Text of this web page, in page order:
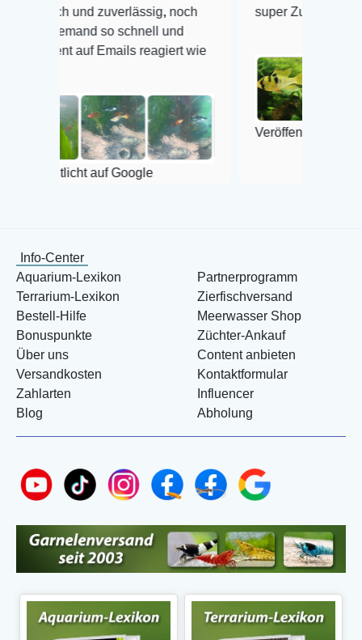
und zuverlässig, noch
so schnell und
auf Emails reagiert wie
auf Google
super Zustand. Gerne wieder
Veröffentlicht auf Google
Info-Center
Aquarium-Lexikon
Terrarium-Lexikon
Bestell-Hilfe
Bonuspunkte
Über uns
Versandkosten
Zahlarten
Blog
Partnerprogramm
Zierfischversand
Meerwasser Shop
Züchter-Ankauf
Content anbieten
Kontaktformular
Influencer
Abholung